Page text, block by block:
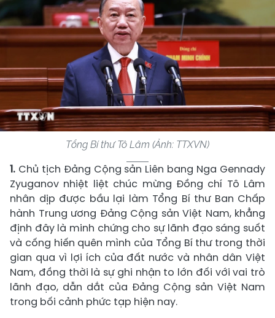
Tổng Bí thư Tô Lâm (Ảnh: TTXVN)
1. Chủ tịch Đảng Cộng sản Liên bang Nga Gennady
Zyuganov nhiệt liệt chúc mừng Đồng chí Tô Lâm
nhân dịp được bầu lại làm Tổng Bí thư Ban Chấp
hành Trung ương Đảng Cộng sản Việt Nam, khẳng
định đây là minh chứng cho sự lãnh đạo sáng suốt
và cống hiến quên mình của Tổng Bí thư trong thời
gian qua vì lợi ích của đất nước và nhân dân Việt
Nam, đồng thời là sự ghi nhận to lớn đối với vai trò
lãnh đạo, dẫn dắt của Đảng Cộng sản Việt Nam
trong bối cảnh phức tạp hiện nay.